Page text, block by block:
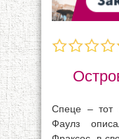
Спеце – тот
Фаулз